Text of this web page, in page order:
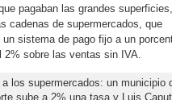
pagaban las grandes superficies,
cadenas de supermercados, que
un sistema de pago fijo a un
2% sobre las ventas sin IVA.